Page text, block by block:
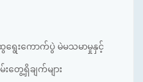
ရွေးကောက်ပွဲ မဲမသမာမှုနှင့်
းတွေ့ရှိချက်များ